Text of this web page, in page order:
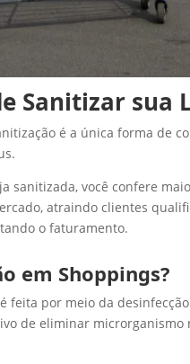
Sanitizar sua
é a única forma de
sanitizada, você confere
atraindo clientes
o faturamento.
em Shoppings?
é feita por meio da
de eliminar microrganismo